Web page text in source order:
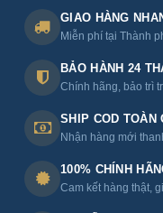
Két sắt Sài Gòn
KL75-LS7-GOLD
TP. HCM:
+ Quận trung tâm:
Quận 10, Quận 11
+ Khu vực phía Tây
GIAO HÀNG
Miễn phí tại Thành
BẢO HÀNH 24
Chính hãng, bảo trì
SHIP COD TOÀN
Nhận hàng mới
100% CHÍNH
Cam kết hàng thật,